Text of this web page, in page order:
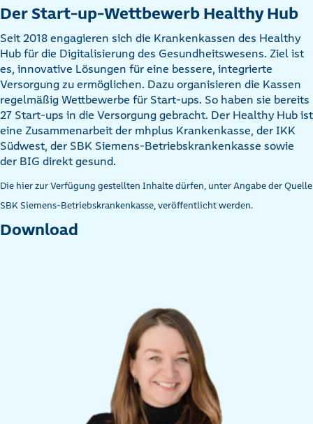
Der Start-up-Wettbewerb Healthy Hub
Seit 2018 engagieren sich die Krankenkassen des Healthy
Hub für die Digitalisierung des Gesundheitswesens. Ziel ist
es, innovative Lösungen für eine bessere, integrierte
Versorgung zu ermöglichen. Dazu organisieren die Kassen
regelmäßig Wettbewerbe für Start-ups. So haben sie bereits
27 Start-ups in die Versorgung gebracht. Der Healthy Hub ist
eine Zusammenarbeit der mhplus Krankenkasse, der IKK
Südwest, der SBK Siemens-Betriebskrankenkasse sowie
der BIG direkt gesund.
Die hier zur Verfügung gestellten Inhalte dürfen, unter Angabe der Quelle
SBK Siemens-Betriebskrankenkasse, veröffentlicht werden.
Download